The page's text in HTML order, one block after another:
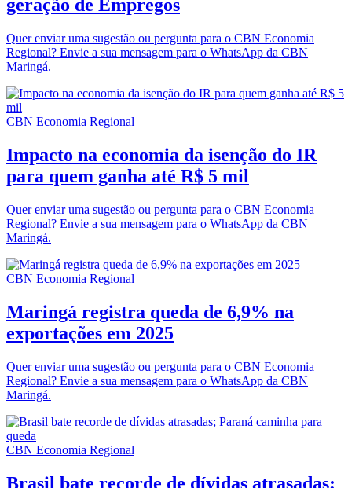
geração de Empregos
Quer enviar uma sugestão ou pergunta para o CBN Economia
Regional? Envie a sua mensagem para o WhatsApp da CBN
Maringá.
CBN Economia Regional
Impacto na economia da isenção do IR
para quem ganha até R$ 5 mil
Quer enviar uma sugestão ou pergunta para o CBN Economia
Regional? Envie a sua mensagem para o WhatsApp da CBN
Maringá.
CBN Economia Regional
Maringá registra queda de 6,9% na
exportações em 2025
Quer enviar uma sugestão ou pergunta para o CBN Economia
Regional? Envie a sua mensagem para o WhatsApp da CBN
Maringá.
CBN Economia Regional
Brasil bate recorde de dívidas atrasadas;